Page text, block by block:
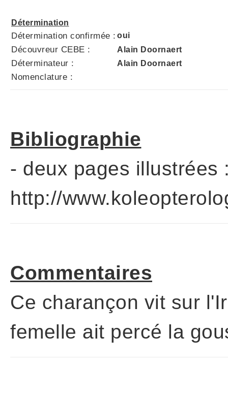
Détermination
Détermination confirmée : oui
Découvreur CEBE : Alain Doornaert
Déterminateur : Alain Doornaert
Nomenclature :
Bibliographie
- deux pages illustrées
http://
Commentaires
Ce charançon vit sur
femelle ait percé la